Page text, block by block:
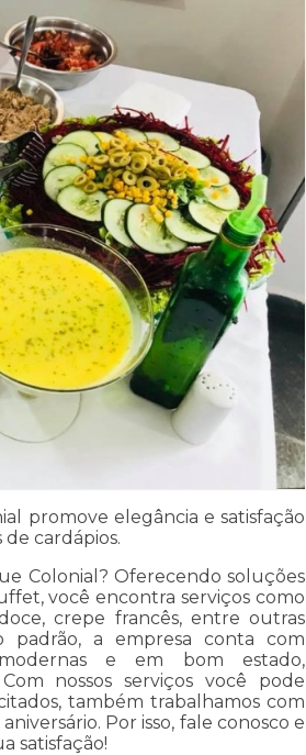
promove elegância e satisfação
de cardápios.
Colonial? Oferecendo soluções
você encontra serviços como
crepe francês, entre outras
padrão, a empresa conta com
modernas e em bom estado,
nossos serviços você pode
também trabalhamos com
Por isso, fale conosco e
satisfação!